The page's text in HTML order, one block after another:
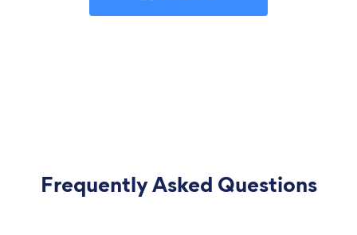
Frequently Asked Questions